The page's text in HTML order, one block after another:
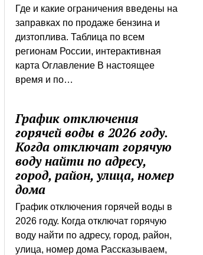
Где и какие ограничения введены на
заправках по продаже бензина и
дизтоплива. Таблица по всем
регионам России, интерактивная
карта Оглавление В настоящее
время и по…
График отключения
горячей воды в 2026 году.
Когда отключат горячую
воду найти по адресу,
город, район, улица, номер
дома
График отключения горячей воды в
2026 году. Когда отключат горячую
воду найти по адресу, город, район,
улица, номер дома Рассказываем,